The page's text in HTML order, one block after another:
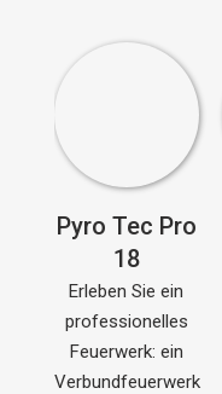
Pyro Tec Pro
18
Erleben Sie ein
professionelles
Feuerwerk: ein
Verbundfeuerwerk